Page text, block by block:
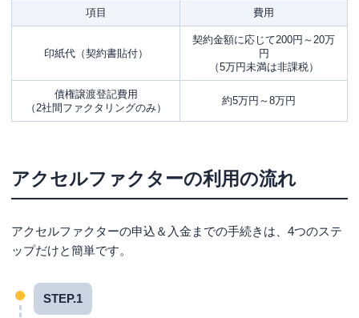
項目 費用
印紙代（契約書貼付）
契約金額に応じて200円～20万
円
（5万円未満は非課税）
債権譲渡登記費用
（2社間ファクタリングのみ）
約5万円～8万円
アクセルファクターの利用の流れ
アクセルファクターの申込＆入金までの手続きは、4つのステ
ップだけと簡単です。
STEP.1